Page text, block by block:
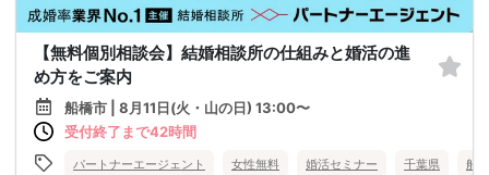
【無料個別相談会】結婚相談所の仕組みと婚活の進
め方をご案内
船橋市 | 8月11日(火・山の日) 13:00〜
受付終了まで42時間
パートナーエージェント 女性無料 婚活セミナー 千葉県 船